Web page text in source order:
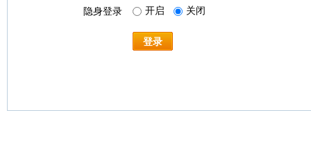
隐身登录 开启 关闭
登录